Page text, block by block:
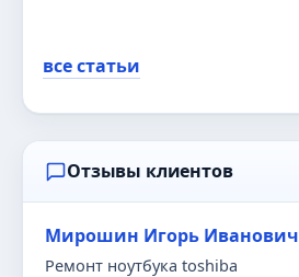
все статьи
Отзывы клиентов
Мирошин Игорь Иванович
Ремонт ноутбука toshiba